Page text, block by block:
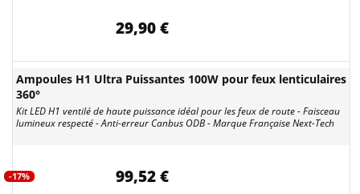
29,90 €
Ampoules H1 Ultra Puissantes 100W pour feux lenticulaires
360°
Kit LED H1 ventilé de haute puissance idéal pour les feux de route - Faisceau
lumineux respecté - Anti-erreur Canbus ODB - Marque Française Next-Tech
-17% 99,52 €